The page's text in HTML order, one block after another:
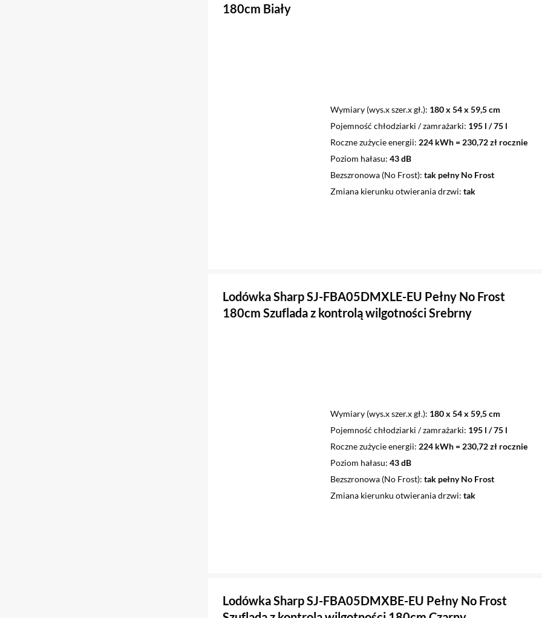
180cm Biały
Wymiary (wys.x szer.x gł.) 180 x 54 x 59,5 cm
Pojemność chłodziarki / zamrażarki 195 l / 75 l
Roczne zużycie energii 224 kWh = 230,72 zł rocznie
Poziom hałasu 43 dB
Bezszronowa (No Frost) tak pełny No Frost
Zmiana kierunku otwierania drzwi tak
Lodówka Sharp SJ-FBA05DMXLE-EU Pełny No Frost
180cm Szuflada z kontrolą wilgotności Srebrny
Wymiary (wys.x szer.x gł.) 180 x 54 x 59,5 cm
Pojemność chłodziarki / zamrażarki 195 l / 75 l
Roczne zużycie energii 224 kWh = 230,72 zł rocznie
Poziom hałasu 43 dB
Bezszronowa (No Frost) tak pełny No Frost
Zmiana kierunku otwierania drzwi tak
Lodówka Sharp SJ-FBA05DMXBE-EU Pełny No Frost